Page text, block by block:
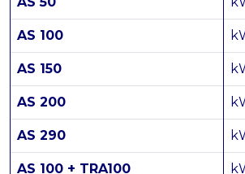
AS 100
AS 150
AS 200
AS 290
AS 100 + TRA100